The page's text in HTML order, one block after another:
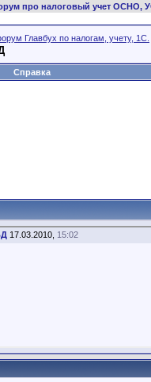
про налоговый учет
Главбух по налогам, учету, 1С.
Справка
17.03.2010, 15:02